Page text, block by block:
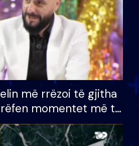
më rrëzoi të gjitha
momentet më të
e BB VIP: Do më
e mëngjesit kur…